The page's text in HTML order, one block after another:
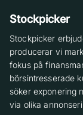
Stockpicker
Stockpicker
producerar vi
fokus på
börsintresserade
söker exponering
via olika